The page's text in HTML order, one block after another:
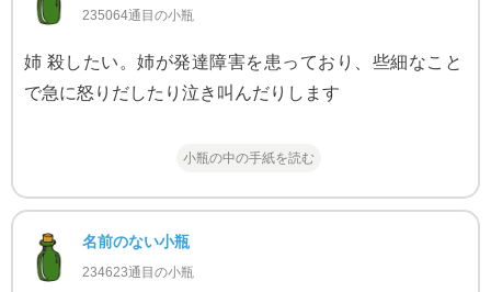
235064通目の小瓶
姉 殺したい。姉が発達障害を患っており、些細なこと
で急に怒りだしたり泣き叫んだりします
小瓶の中の手紙を読む
名前のない小瓶
234623通目の小瓶